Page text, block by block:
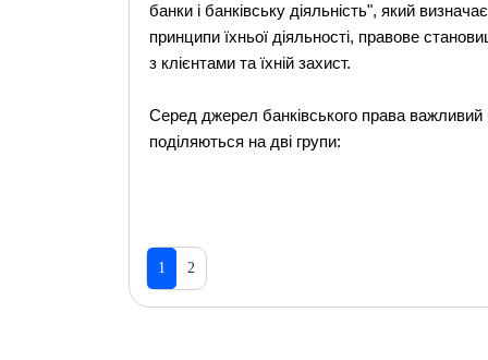
банки і банківську діяльність", який
принципи їхньої діяльності, правове
з клієнтами та їхній захист.
Серед джерел банківського права важливий
поділяються на дві групи:
1 2